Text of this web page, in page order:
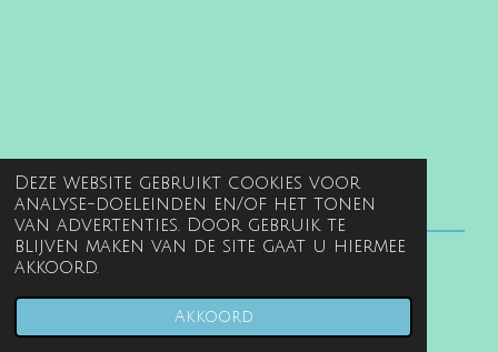
Deze website gebruikt cookies voor
analyse-doeleinden en/of het tonen
van advertenties. Door gebruik te
blijven maken van de site gaat u hiermee
akkoord.
Akkoord
© 2022 - 2026 www.gentille.nl
JouwWeb